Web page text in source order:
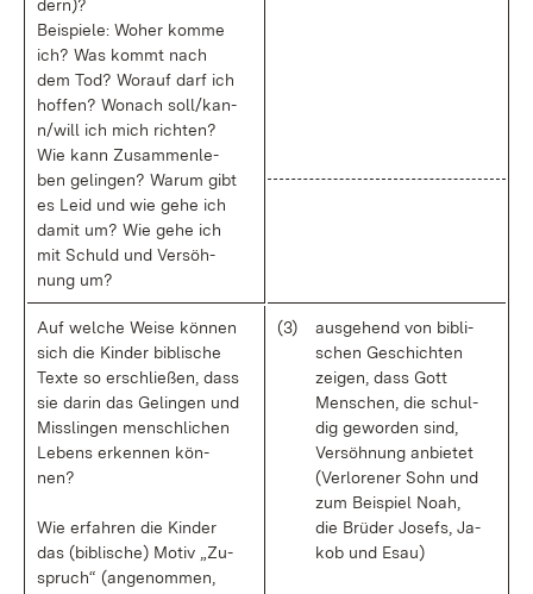
dern)?
Bei­spie­le: Wo­her kom­me
ich? Was kommt nach
dem Tod? Wor­auf darf ich
hof­fen? Wo­nach sol­l/kan­
n/will ich mich rich­ten?
Wie kann Zu­sam­men­le­
ben ge­lin­gen? War­um gibt
es Leid und wie ge­he ich
da­mit um? Wie ge­he ich
mit Schuld und Ver­söh­
nung um?
Auf wel­che Wei­se kön­nen
sich die Kin­der bi­bli­sche
Tex­te so er­schlie­ßen, dass
sie dar­in das Ge­lin­gen und
Miss­lin­gen men­sch­li­chen
Le­bens er­ken­nen kön­
nen?
Wie er­fah­ren die Kin­der
das (bi­bli­sche) Mo­tiv „Zu­
spruch“ (an­ge­nom­men,
(3)
aus­ge­hend von bi­bli­
schen Ge­schich­ten
zei­gen, dass Gott
Men­schen, die schul­
dig ge­wor­den sind,
Ver­söh­nung an­bie­tet
(Ver­lo­re­ner Sohn und
zum Bei­spiel No­ah,
die Brü­der Jo­sefs, Ja­
kob und Esau)